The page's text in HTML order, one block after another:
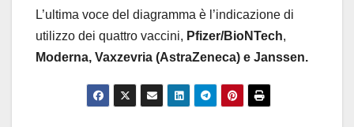
L’ultima voce del diagramma è l’indicazione di
utilizzo dei quattro vaccini, Pfizer/BioNTech,
Moderna, Vaxzevria (AstraZeneca) e Janssen.